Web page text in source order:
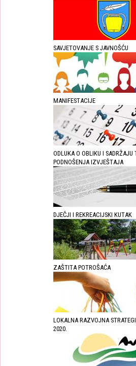
SAVJETOVANJE S JAVNOŠĆU
MANIFESTACIJE
ODLUKA O OBLIKU I SADRŽAJU
PODNOŠENJA IZVJEŠTAJA
DJEČJI I REKREACIJSKI KUTAK
ZAŠTITA POTROŠAĆA
LOKALNA RAZVOJNA
2020.